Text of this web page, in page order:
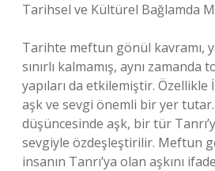
Tarihsel ve Kültürel Bağlamda
Tarihte meftun gönül kavramı,
sınırlı kalmamış, aynı zamanda
yapıları da etkilemiştir.
aşk ve sevgi önemli bir yer
düşüncesinde aşk, bir tür
sevgiyle özdeşleştirilir. Meftun
insanın Tanrı’ya olan aşkını